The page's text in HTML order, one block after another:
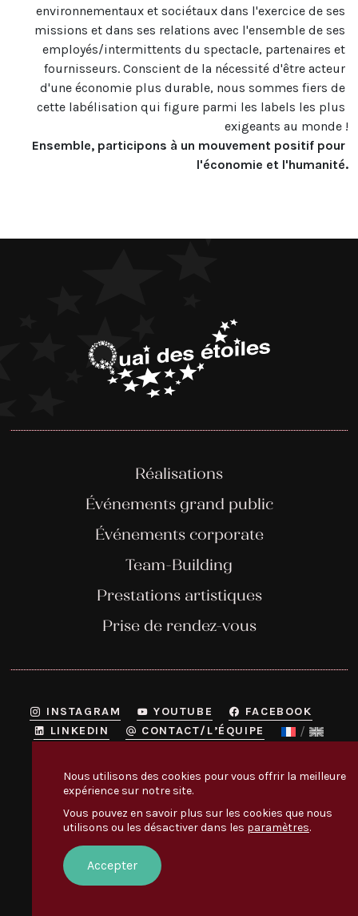
environnementaux et sociétaux dans l'exercice de ses
missions et dans ses relations avec l'ensemble de ses
employés/intermittents du spectacle, partenaires et
fournisseurs. Conscient de la nécessité d'être acteur
d'une économie plus durable, nous sommes fiers de
cette labélisation qui figure parmi les labels les plus
Ensemble, participons à un mouvement positif pour
l'économie et l'humanité.
Réalisations
Événements grand public
Événements corporate
Team-Building
Prestations artistiques
Prise de rendez-vous
INSTAGRAM YOUTUBE
FACEBOOK
LINKEDIN
CONTACT/L’ÉQUIPE
Productions Chantaconia / Quai des Étoiles
1 rue de Constantine
31500 Toulouse
Nous utilisons des cookies pour vous offrir la meilleure
expérience sur notre site.
Vous pouvez en savoir plus sur les cookies que nous
utilisons ou les désactiver dans les paramètres.
Accepter